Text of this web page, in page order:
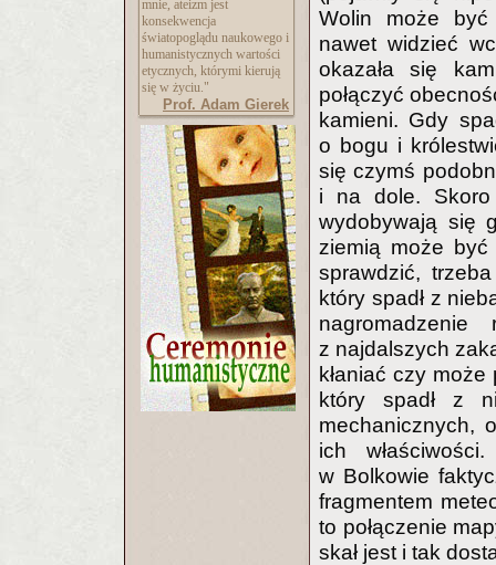
mnie, ateizm jest
konsekwencja
światopoglądu naukowego i
humanistycznych wartości
etycznych, którymi kierują
się w życiu."
Prof. Adam Gierek
Wolin może być
nawet widzieć
okazała się
połączyć
kamieni. Gdy
o bogu i
się czymś
i na dole.
wydobywają się
ziemią może
sprawdzić,
który spadł z
z najdalszych
kłaniać czy
który spadł z
mechanicznych,
ich
w Bolkowie
fragmentem
to połączenie
skał jest i tak